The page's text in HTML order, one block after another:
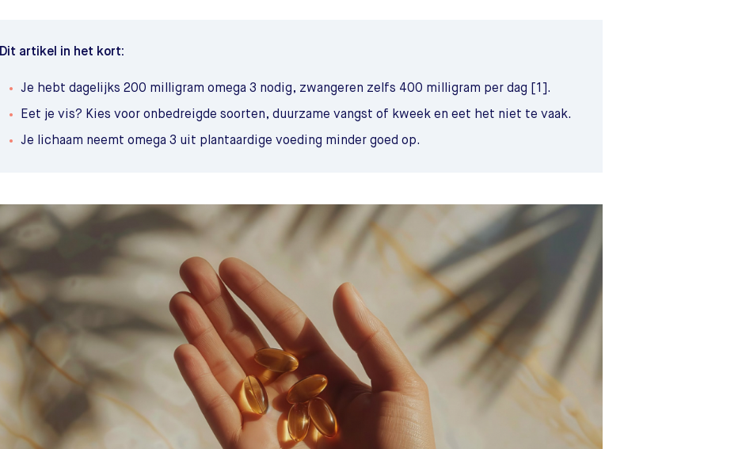
Dit artikel in het kort:
Je hebt dagelijks 200 milligram omega 3 nodig, zwangeren zelfs 400 milligram per dag [1].
Eet je vis? Kies voor onbedreigde soorten, duurzame vangst of kweek en eet het niet te vaak.
Je lichaam neemt omega 3 uit plantaardige voeding minder goed op.